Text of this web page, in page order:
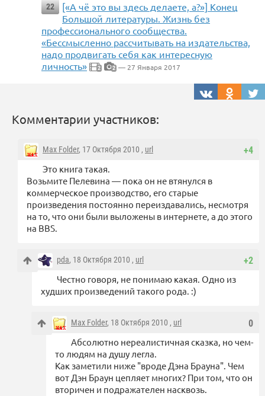
22
[«А чё это вы здесь делаете, а?»] Конец
Большой литературы. Жизнь без
профессионального сообщества.
«Бессмысленно рассчитывать на издательства,
надо продвигать себя как интересную
личность»
2 2 — 27 Января 2017
Комментарии участников:
+4
Max Folder, 17 Октября 2010 , url
Это книга такая.
Возьмите Пелевина — пока он не втянулся в
коммерческое производство, его старые
произведения постоянно переиздавались, несмотря
на то, что они были выложены в интернете, а до этого
на BBS.
+2
pda, 18 Октября 2010 , url
Честно говоря, не понимаю какая. Одно из
худших произведений такого рода. :)
0
Max Folder, 18 Октября 2010 , url
Абсолютно нереалистичная сказка, но чем-
то людям на душу легла.
Как заметили ниже "вроде Дэна Брауна". Чем
вот Дэн Браун цепляет многих? При том, что он
вторичен и подражателен насквозь.